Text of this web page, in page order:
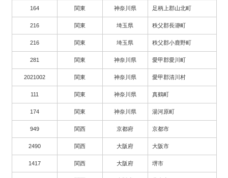
164 関東 神奈川県 足柄上郡山北町
216 関東 埼玉県 秩父郡長瀞町
216 関東 埼玉県 秩父郡小鹿野町
281 関東 神奈川県 愛甲郡愛川町
2021002 関東 神奈川県 愛甲郡清川村
111 関東 神奈川県 真鶴町
174 関東 神奈川県 湯河原町
949 関西 京都府 京都市
2490 関西 大阪府 大阪市
1417 関西 大阪府 堺市